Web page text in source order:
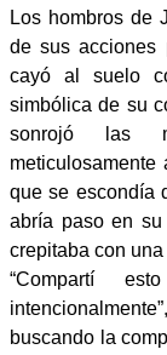
Los hombros de
de sus acciones
cayó al suelo
simbólica de su
sonrojó las
meticulosamente
que se escondía
abría paso en
crepitaba con
“Compartí
buscando la